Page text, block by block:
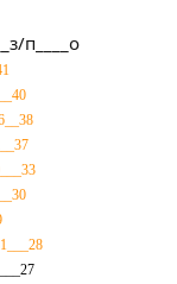
п____о